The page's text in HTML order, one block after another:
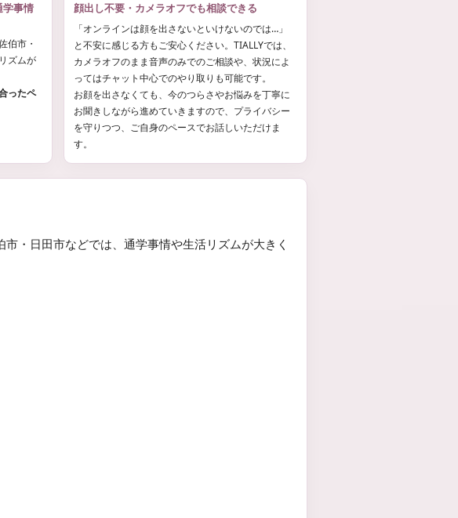
学事情
伯市・
ズムが
ったペ
顔出し不要・カメラオフでも相談できる
「オンラインは顔を出さないといけないのでは…」
と不安に感じる方もご安心ください。TIALLYでは、
カメラオフのまま音声のみでのご相談や、状況によ
ってはチャット中心でのやり取りも可能です。
お顔を出さなくても、今のつらさやお悩みを丁寧に
お聞きしながら進めていきますので、プライバシー
を守りつつ、ご自身のペースでお話しいただけま
す。
・日田市などでは、通学事情や生活リズムが大きく